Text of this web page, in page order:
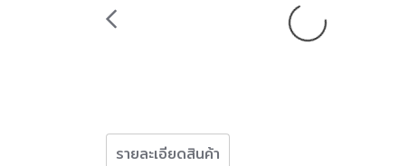
รายละเอียดสินค้า